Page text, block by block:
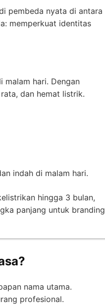
pembeda nyata di antara
memperkuat identitas
malam hari. Dengan
dan hemat listrik.
indah di malam hari.
hingga 3 bulan,
panjang untuk branding
nama utama.
profesional.